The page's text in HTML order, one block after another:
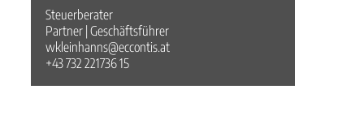
Steuerberater
Partner | Geschäftsführer
wkleinhanns@eccontis.at
+43 732 221736 15